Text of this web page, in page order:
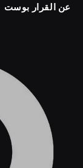
عن القرار بوست